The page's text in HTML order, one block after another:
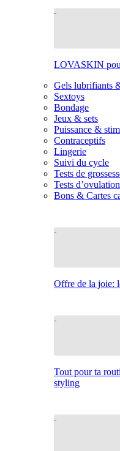
LOVASKIN
Gels lubrifiants
Sextoys
Bondage
Jeux & sets
Puissance &
Contraceptifs
Lingerie
Suivi du cycle
Tests de
Tests d’ovulation
Bons & Cartes
Offre de la joie:
Tout pour ta
styling